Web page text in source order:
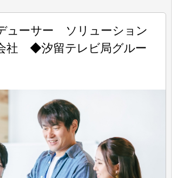
ューサー ソリューション
社 ◆汐留テレビ局グルー